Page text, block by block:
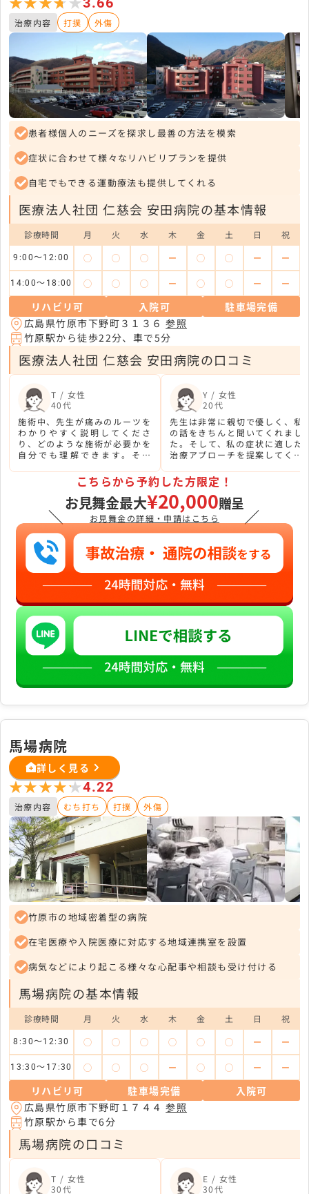
治療内容 打撲 外傷
患者様個人のニーズを探求し最善の方法を模索
症状に合わせて様々なリハビリプランを提供
自宅でもできる運動療法も提供してくれる
医療法人社団 仁慈会 安田病院の基本情報
診療時間 月 火 水 木 金 土 日 祝
9:00〜12:00 ◯ ◯ ◯ ー ◯ ◯ ー ー
14:00～18:00 ◯ ◯ ◯ ー ◯ ◯ ー ー
リハビリ可 入院可
駐車場完備
広島県竹原市下野町３１３６参照
竹原駅から徒歩22分、車で5分
医療法人社団 仁慈会 安田病院の口コミ
T / 女性
40代
施術中、先生が痛みのルーツを
わかりやすく説明してくださ
り、どのような施術が必要かを
自分でも理解できます。そし
法も教示してくださるので、安
心感があります。
Y / 女性
20代
先生は非常に親切で優しく、私
の話をきちんと聞いてくれまし
た。そして、私の症状に適した
治療アプローチを提案してくだ
ないように気を配り、詳細な説
明もしてくれました。
＼
こちらから予約した方限定！
お見舞金最大¥20,000贈呈
お見舞金の詳細・申請はこちら ／
馬場病院
詳しく見る
★★★★★
★★★★★4.22
治療内容 むち打ち 打撲 外傷
竹原市の地域密着型の病院
在宅医療や入院医療に対応する地域連携室を設置
病気などにより起こる様々な心配事や相談も受け付ける
馬場病院の基本情報
診療時間 月 火 水 木 金 土 日 祝
8:30～12:30 ◯ ◯ ◯ ◯ ◯ ◯ ー ー
13:30～17:30 ◯ ◯ ◯ ー ◯ ◯ ー ー
リハビリ可 駐車場完備
入院可
広島県竹原市下野町１７４４参照
竹原駅から車で6分
馬場病院の口コミ
T / 女性
30代
E / 女性
30代